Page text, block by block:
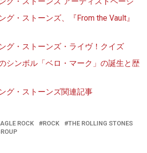
グ・ストーンズ、『From the Vault』
グ・ストーンズ・ライヴ！クイズ
シンボル「ベロ・マーク」の誕生と歴
グ・ストーンズ関連記事
ROCK ROCK
THE ROLLING STONES